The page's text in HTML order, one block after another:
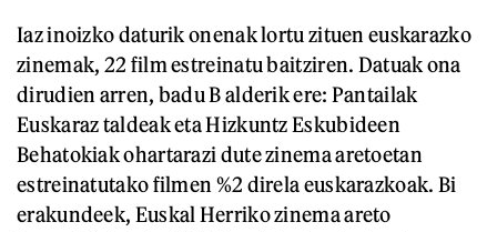
Iaz inoizko daturik onenak lortu zituen euskarazko
zinemak, 22 film estreinatu baitziren. Datuak ona
dirudien arren, badu B alderik ere: Pantailak
Euskaraz taldeak eta Hizkuntz Eskubideen
Behatokiak ohartarazi dute zinema aretoetan
estreinatutako filmen %2 direla euskarazkoak. Bi
erakundeek, Euskal Herriko zinema areto